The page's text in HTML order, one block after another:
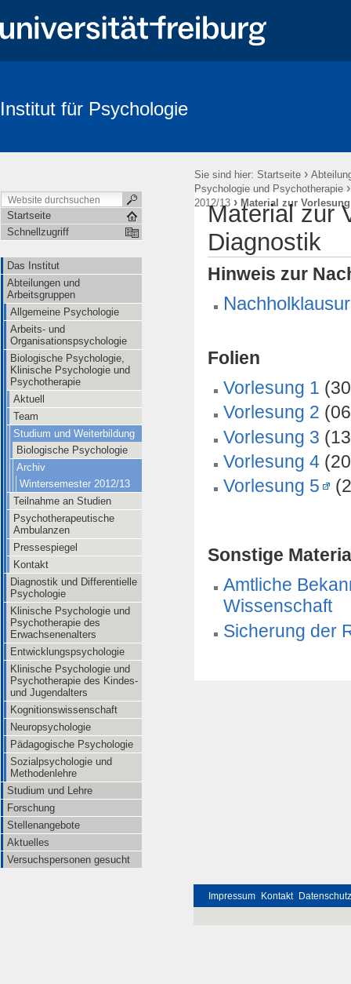
Institut für Psychologie
Sie sind hier: Startseite ›
Psychologie und Psychotherapie
2012/13 › Material zur
Startseite
Schnellzugriff
Das Institut
Abteilungen und
Arbeitsgruppen
Allgemeine Psychologie
Arbeits- und
Organisationspsychologie
Biologische Psychologie,
Klinische Psychologie und
Psychotherapie
Aktuell
Team
Studium und Weiterbildung
Biologische Psychologie
Archiv
Wintersemester 2012/13
Teilnahme an Studien
Psychotherapeutische
Ambulanzen
Pressespiegel
Kontakt
Diagnostik und Differentielle
Psychologie
Klinische Psychologie und
Psychotherapie des
Erwachsenenalters
Entwicklungspsychologie
Klinische Psychologie und
Psychotherapie des Kindes-
und Jugendalters
Kognitionswissenschaft
Neuropsychologie
Pädagogische Psychologie
Sozialpsychologie und
Methodenlehre
Studium und Lehre
Forschung
Stellenangebote
Aktuelles
Versuchspersonen gesucht
Material zur
Diagnostik
Hinweis zur
Nachholklausur
Folien
Vorlesung 1
Vorlesung 2 (06
Vorlesung 3
Vorlesung 4
Vorlesung 5
Sonstige
Amtliche
Wissenschaft
Sicherung der
Impressum Kontakt Datenschutz